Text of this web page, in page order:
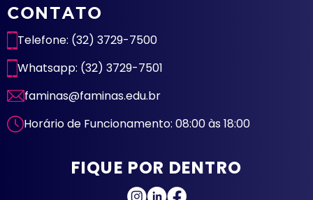
CONTATO
Telefone: (32) 3729-7500
Whatsapp: (32) 3729-7501
faminas@faminas.edu.br
Horário de Funcionamento: 08:00 às 18:00
FIQUE POR DENTRO